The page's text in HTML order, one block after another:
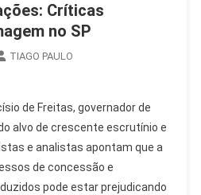
Críticas
no SP
TIAGO PAULO
de Freitas, governador de
alvo de crescente escrutínio e
e analistas apontam que a
de concessão e
pode estar prejudicando